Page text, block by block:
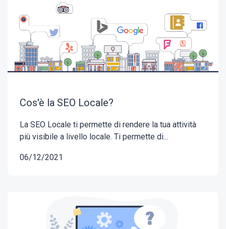
Cos'è la SEO Locale?
La SEO Locale ti permette di rendere la tua attività
più visibile a livello locale. Ti permette di...
06/12/2021